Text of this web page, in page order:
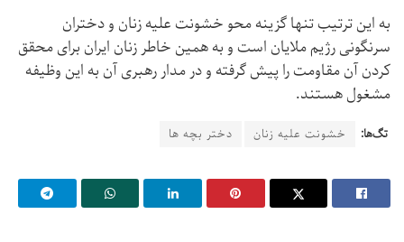
به این ترتیب تنها گزینه محو خشونت علیه زنان و دختران
سرنگونی رژیم ملایان است و به همین خاطر زنان ایران برای محقق
کردن آن مقاومت را پیش گرفته و در مدار رهبری آن به این وظیفه
مشغول هستند.
تگ‌ها: خشونت علیه زنان دختر بچه ها